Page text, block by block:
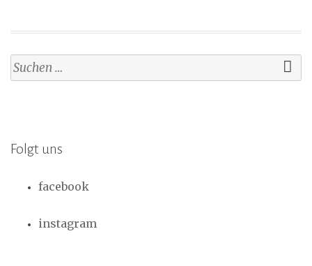
Suchen
nach:
Folgt uns
facebook
instagram